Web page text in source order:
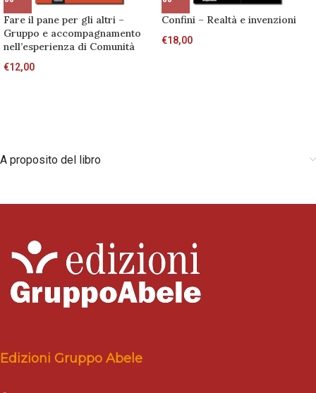
Fare il pane per gli altri –
Gruppo e accompagnamento
nell’esperienza di Comunità
€12,00
Confini – Realtà e invenzioni
€18,00
A proposito del libro
Edizioni Gruppo Abele